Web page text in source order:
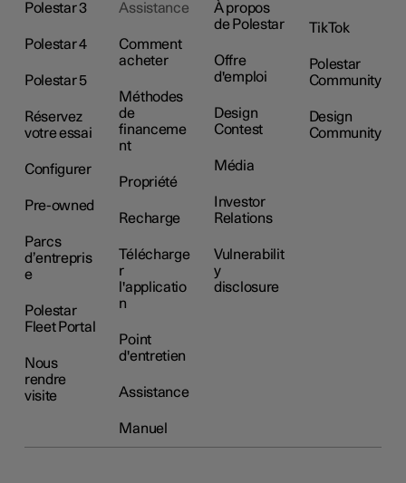
Polestar 3
Polestar 4
Polestar 5
Réservez
votre essai
Configurer
Pre-owned
Parcs
d’entrepris
e
Polestar
Fleet Portal
Nous
rendre
visite
Assistance
Comment
acheter
Méthodes
de
financeme
nt
Propriété
Recharge
Télécharge
r
l'applicatio
n
Point
d'entretien
Assistance
Manuel
À propos
de Polestar
Offre
d'emploi
Design
Contest
Média
Investor
Relations
Vulnerabilit
y
disclosure
TikTok
Polestar
Community
Design
Community